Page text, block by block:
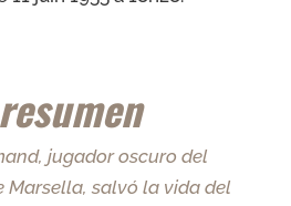
jugador oscuro del
Marsella, salvó la vida del